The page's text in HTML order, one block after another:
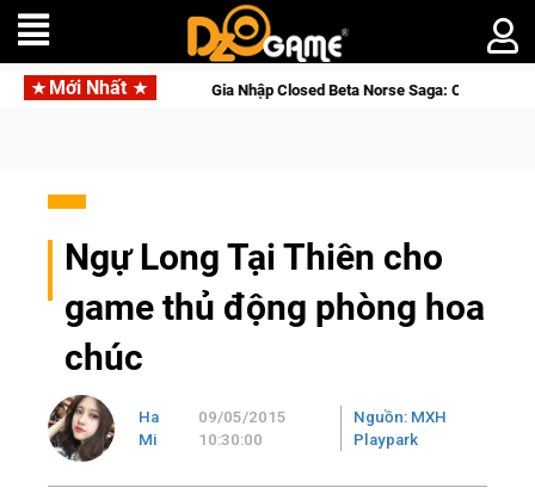
Mới NhấtGia Nhập Closed Beta Norse Saga: Cửu Giới Thức Tỉnh,
Ngự Long Tại Thiên cho
game thủ động phòng hoa
chúc
Ha
Mi
09/05/2015
10:30:00
Nguồn: MXH
Playpark